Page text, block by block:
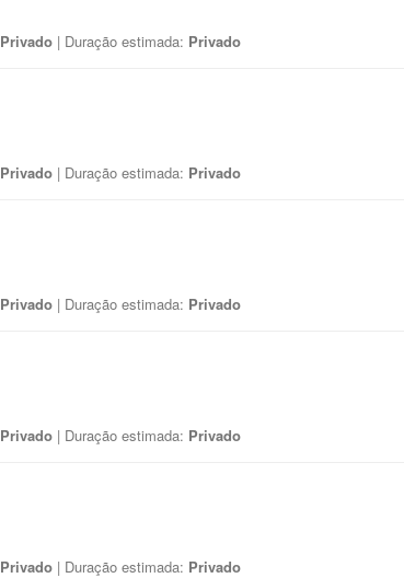
Privado | Duração estimada: Privado
Privado | Duração estimada: Privado
Privado | Duração estimada: Privado
Privado | Duração estimada: Privado
Privado | Duração estimada: Privado